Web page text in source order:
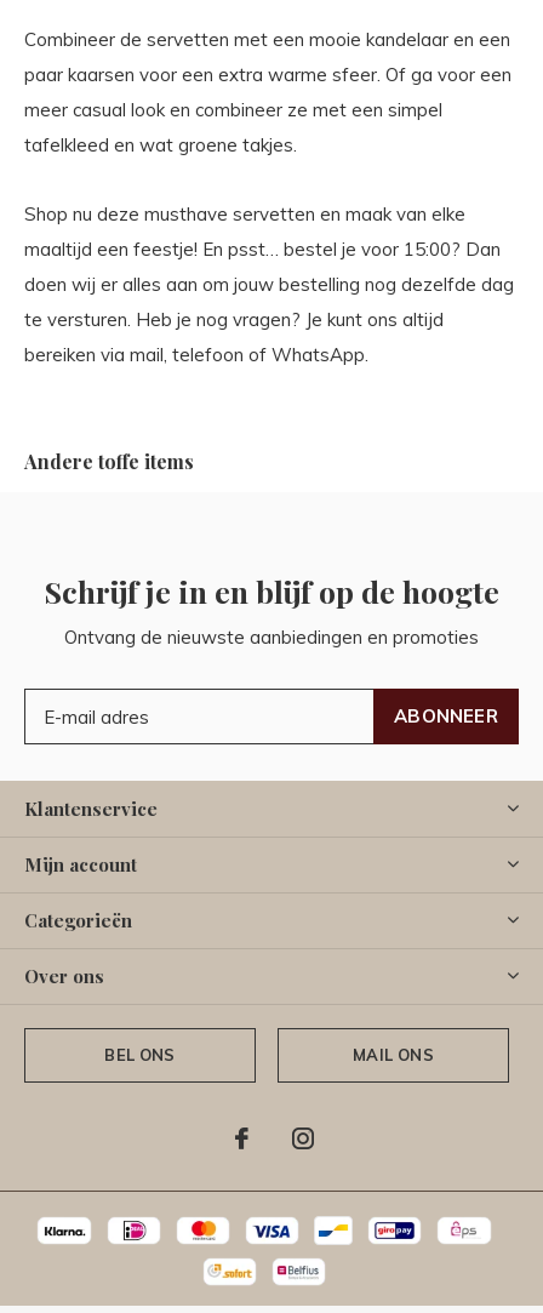
Combineer de servetten met een mooie kandelaar en een
paar kaarsen voor een extra warme sfeer. Of ga voor een
meer casual look en combineer ze met een simpel
tafelkleed en wat groene takjes.
Shop nu deze musthave servetten en maak van elke
maaltijd een feestje! En psst… bestel je voor 15:00? Dan
doen wij er alles aan om jouw bestelling nog dezelfde dag
te versturen. Heb je nog vragen? Je kunt ons altijd
bereiken via mail, telefoon of WhatsApp.
Andere toffe items
Schrijf je in en blijf op de hoogte
Ontvang de nieuwste aanbiedingen en promoties
ABONNEER
Klantenservice
Mijn account
Categorieën
Over ons
BEL ONS MAIL ONS